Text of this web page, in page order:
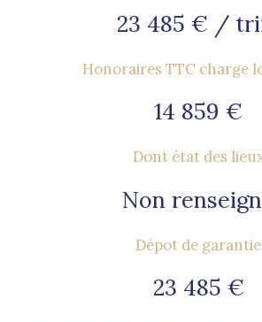
23 485 € /
Honoraires TTC charge
14 859 €
Dont état des
Non
Dépot de garantie
23 485 €